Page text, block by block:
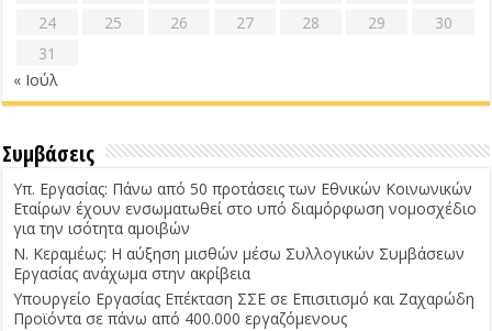
24
25 26 27 28 29
30
31
« Ιούλ
Συμβάσεις
Υπ. Εργασίας: Πάνω από 50 προτάσεις των Εθνικών Κοινωνικών
Εταίρων έχουν ενσωματωθεί στο υπό διαμόρφωση νομοσχέδιο
για την ισότητα αμοιβών
Ν. Κεραμέως: Η αύξηση μισθών μέσω Συλλογικών Συμβάσεων
Εργασίας ανάχωμα στην ακρίβεια
Υπουργείο Εργασίας Επέκταση ΣΣΕ σε Επισιτισμό και Ζαχαρώδη
Προϊόντα σε πάνω από 400.000 εργαζόμενους